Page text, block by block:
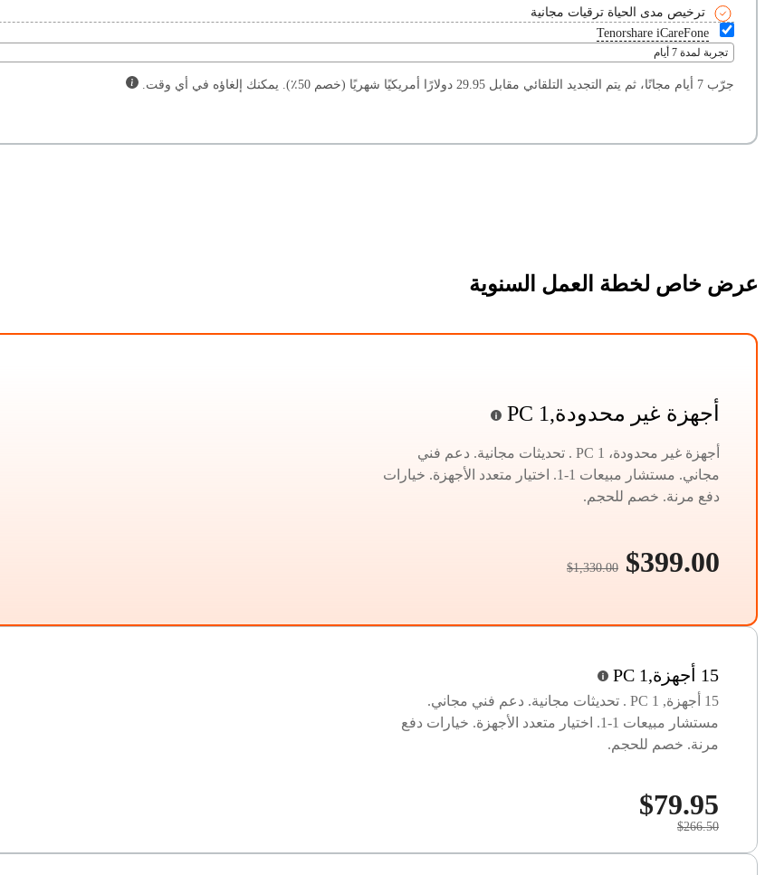
ترخيص مدى الحياة ترقيات مجانية
Tenorshare iCareFone
تجربة لمدة 7 أيام
جرّب 7 أيام مجانًا، ثم يتم التجديد التلقائي مقابل 29.95 دولارًا أمريكيًا شهريًا (خصم 50٪). يمكنك إلغاؤه في أي وقت.
عرض خاص لخطة العمل السنوية
أجهزة غير محدودة,1 PC
أجهزة غير محدودة، 1 PC . تحديثات مجانية. دعم فني
مجاني. مستشار مبيعات 1-1. اختيار متعدد الأجهزة. خيارات
دفع مرنة. خصم للحجم.
$399.00
$1,330.00
15 أجهزة,1 PC
15 أجهزة, 1 PC . تحديثات مجانية. دعم فني مجاني.
مستشار مبيعات 1-1. اختيار متعدد الأجهزة. خيارات دفع
مرنة. خصم للحجم.
$79.95
$266.50